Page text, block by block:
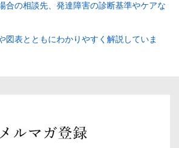
合の相談先、発達障害の診断基準やケアな
図表とともにわかりやすく解説していま